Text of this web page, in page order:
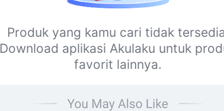
Produk yang kamu cari tidak
Download aplikasi Akulaku untuk
favorit lainnya.